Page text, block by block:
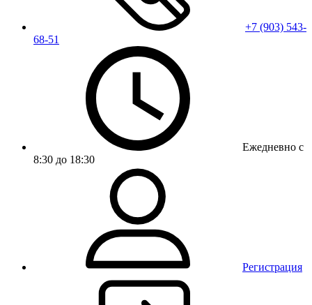
+7 (903) 543-
68-51
Ежедневно с
8:30 до 18:30
Регистрация